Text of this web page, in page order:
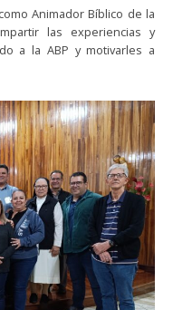
Animador Bíblico de la
las experiencias y
a la ABP y motivarles a